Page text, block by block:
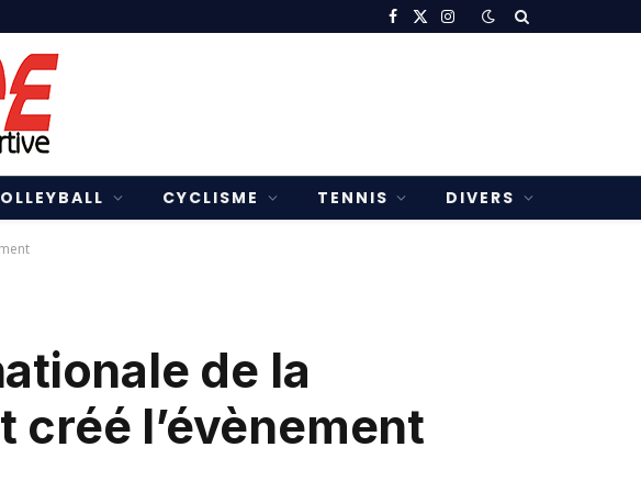
Facebook
X
Instagram
CYCLISME TENNIS DIVERS
de la
créé l’évènement